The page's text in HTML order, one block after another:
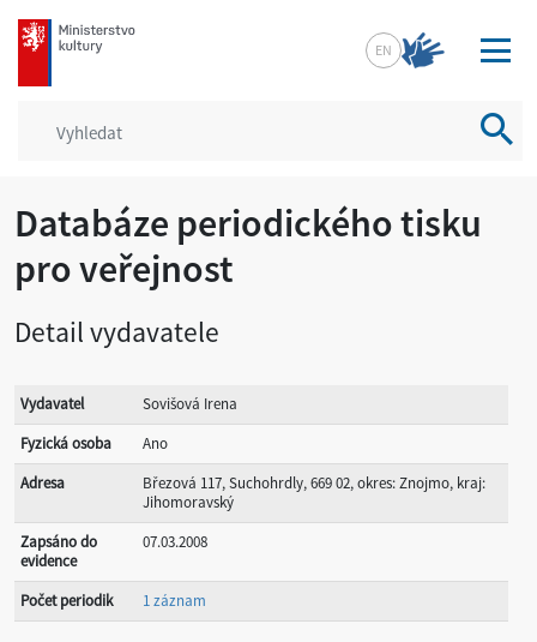
mkcr.cz
EN
Databáze periodického tisku
pro veřejnost
Detail vydavatele
Vydavatel
Sovišová Irena
Fyzická osoba
Ano
Adresa
Březová 117, Suchohrdly, 669 02, okres: Znojmo, kraj:
Jihomoravský
Zapsáno do
evidence
07.03.2008
Počet periodik 1 záznam